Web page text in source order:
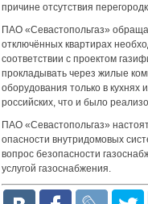
причине отсутствия
ПАО «Севастопольгаз»
отключённых квартирах
соответствии с проектом
прокладывать через жилые
оборудования только в кухнях
российских, что и было
ПАО «Севастопольгаз»
опасности внутридомовых
вопрос безопасности
услугой газоснабжения.